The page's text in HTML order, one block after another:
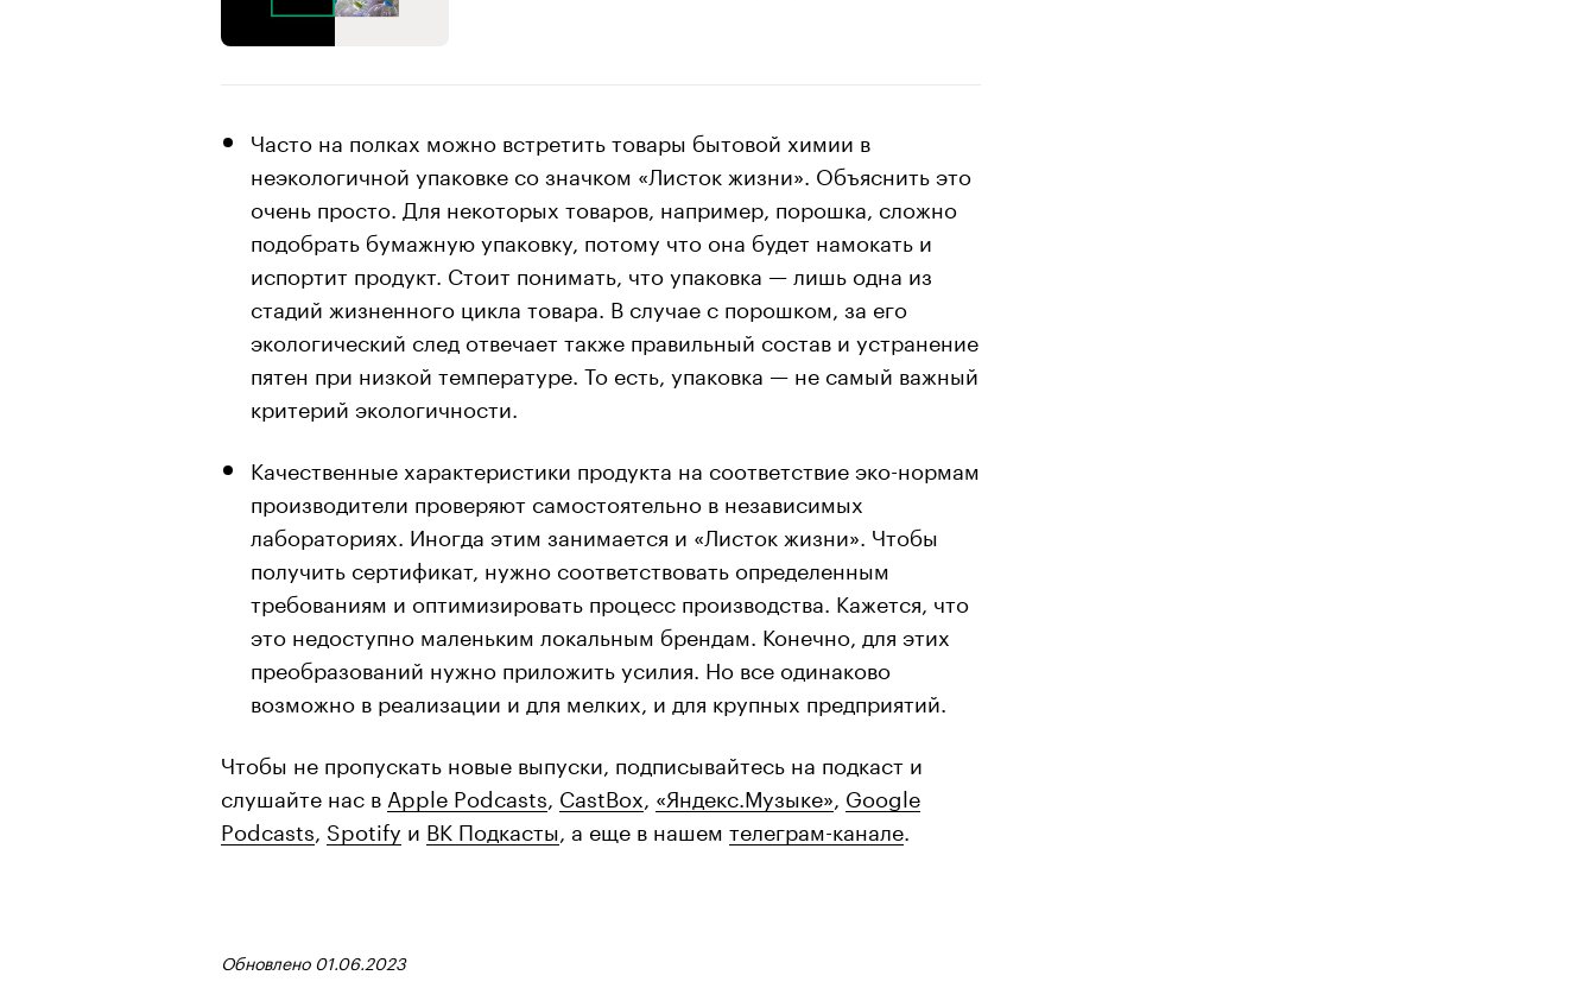
Часто на полках можно встретить товары бытовой химии в
неэкологичной упаковке со значком «Листок жизни». Объяснить это
очень просто. Для некоторых товаров, например, порошка, сложно
подобрать бумажную упаковку, потому что она будет намокать и
испортит продукт. Стоит понимать, что упаковка — лишь одна из
стадий жизненного цикла товара. В случае с порошком, за его
экологический след отвечает также правильный состав и устранение
пятен при низкой температуре. То есть, упаковка — не самый важный
критерий экологичности.
Качественные характеристики продукта на соответствие эко-нормам
производители проверяют самостоятельно в независимых
лабораториях. Иногда этим занимается и «Листок жизни». Чтобы
получить сертификат, нужно соответствовать определенным
требованиям и оптимизировать процесс производства. Кажется, что
это недоступно маленьким локальным брендам. Конечно, для этих
преобразований нужно приложить усилия. Но все одинаково
возможно в реализации и для мелких, и для крупных предприятий.
Чтобы не пропускать новые выпуски, подписывайтесь на подкаст и
слушайте нас в Apple Podcasts CastBox «Яндекс.Музыке» Google
Podcasts Spotify и ВК Подкасты , а еще в нашем телеграм-канале
Обновлено 01.06.2023